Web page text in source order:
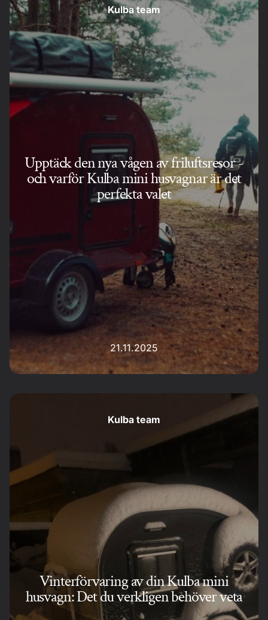
Kulba team
Upptäck den nya vågen av friluftsresor -
och varför Kulba mini husvagnar är det
perfekta valet
21.11.2025
Kulba team
Vinterförvaring av din Kulba mini
husvagn: Det du verkligen behöver veta